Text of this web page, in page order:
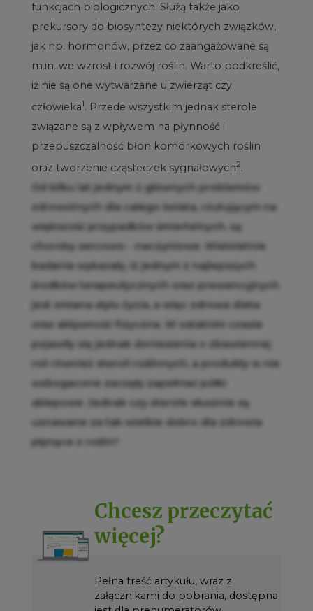
funkcjach biologicznych. Służą także jako
prekursory do biosyntezy niektórych związków,
jak np. hormonów, przez co zaangażowane są
m.in. we wzrost i rozwój roślin. Warto podkreślić,
iż nie są one wytwarzane u zwierząt czy
człowieka1. Przede wszystkim jednak sterole
związane są z wpływem na płynność i
przepuszczalność błon komórkowych roślin
oraz tworzenie cząsteczek sygnałowych2.
Od kilku lat jednym z głównych problemów
zdrowotnych dla całego świata, rzutującym na
większość przypadków śmiertelnych, są
choroby sercowo- -naczyniowe. Wieloletnie
badania wykazały, iż jednym z najlepszych
środków terapeutycznych oraz prewencyjnych
jest zmiana stylu życia, a więc zdrowa dieta
oraz aktywność fizyczna. W ostatnim czasie
pojawiły się jednak doniesienia o zbawiennej
roli również steroli roślinnych, a produkty w nie
wzbogacone zaczęły zapełniać półki
sklepowe. Jednak czy sterole słusznie są
uznawane za tak wielkie dobro dla zdrowia
płynące z roślin?
Chcesz przeczytać
więcej?
Pełna treść artykułu, wraz z
załącznikami do pobrania, dostępna